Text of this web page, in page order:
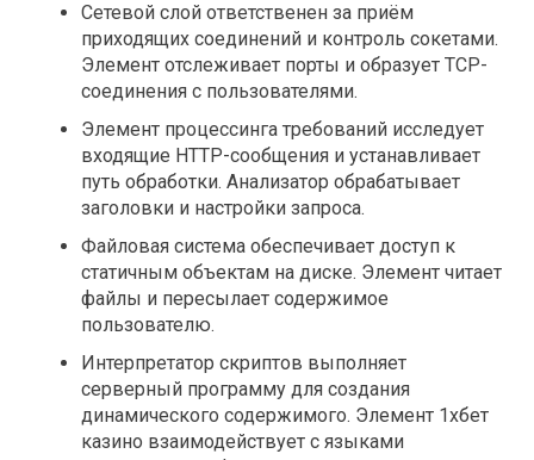
Сетевой слой ответственен за приём
приходящих соединений и контроль сокетами.
Элемент отслеживает порты и образует TCP-
соединения с пользователями.
Элемент процессинга требований исследует
входящие HTTP-сообщения и устанавливает
путь обработки. Анализатор обрабатывает
заголовки и настройки запроса.
Файловая система обеспечивает доступ к
статичным объектам на диске. Элемент читает
файлы и пересылает содержимое
пользователю.
Интерпретатор скриптов выполняет
серверный программу для создания
динамического содержимого. Элемент 1хбет
казино взаимодействует с языками